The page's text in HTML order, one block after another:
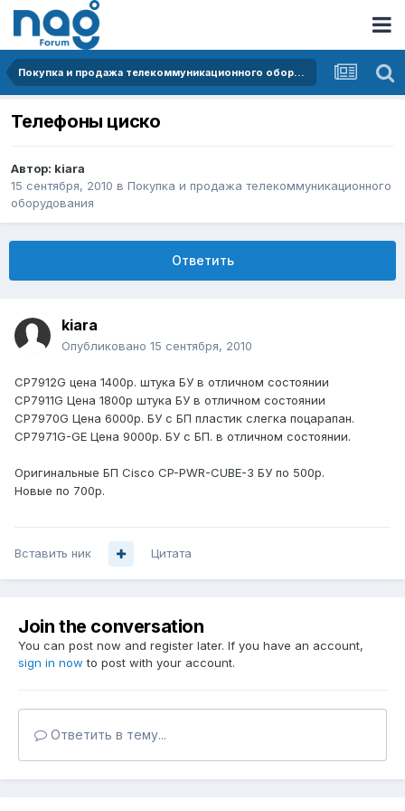
Покупка и продажа телекоммуникационного оборудования
Телефоны циско
Автор: kiara
15 сентября, 2010 в Покупка и продажа телекоммуникационного
оборудования
Ответить
kiara
Опубликовано 15 сентября, 2010
CP7912G цена 1400р. штука БУ в отличном состоянии
CP7911G Цена 1800р штука БУ в отличном состоянии
CP7970G Цена 6000р. БУ с БП пластик слегка поцарапан.
CP7971G-GE Цена 9000р. БУ с БП. в отличном состоянии.
Оригинальные БП Cisco CP-PWR-CUBE-3 БУ по 500р.
Новые по 700р.
Вставить ник Цитата
Join the conversation
You can post now and register later. If you have an account,
sign in now to post with your account.
Ответить в тему...